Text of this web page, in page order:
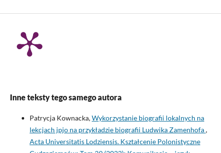
Inne teksty tego samego autora
Patrycja Kownacka,Wykorzystanie biografii lokalnych na
lekcjach jpjo na przykładzie biografii Ludwika Zamenhofa,
Acta Universitatis Lodziensis. Kształcenie Polonistyczne